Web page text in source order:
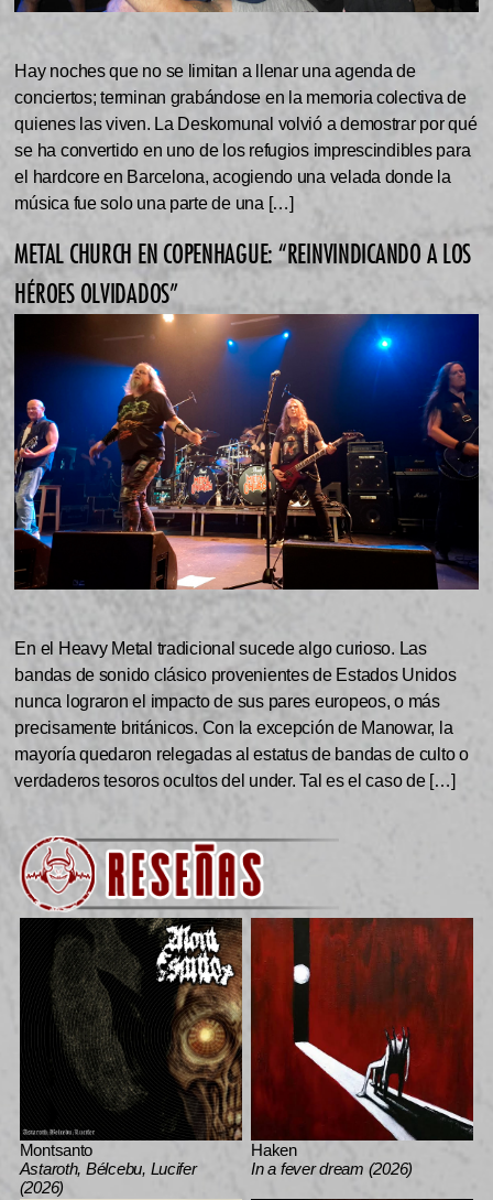
Hay noches que no se limitan a llenar una agenda de
conciertos; terminan grabándose en la memoria colectiva de
quienes las viven. La Deskomunal volvió a demostrar por qué
se ha convertido en uno de los refugios imprescindibles para
el hardcore en Barcelona, acogiendo una velada donde la
música fue solo una parte de una […]
METAL CHURCH EN COPENHAGUE: “REINVINDICANDO A LOS
HÉROES OLVIDADOS”
En el Heavy Metal tradicional sucede algo curioso. Las
bandas de sonido clásico provenientes de Estados Unidos
nunca lograron el impacto de sus pares europeos, o más
precisamente británicos. Con la excepción de Manowar, la
mayoría quedaron relegadas al estatus de bandas de culto o
verdaderos tesoros ocultos del under. Tal es el caso de […]
Montsanto
Astaroth, Bélcebu, Lucifer
(2026)
Haken
In a fever dream (2026)